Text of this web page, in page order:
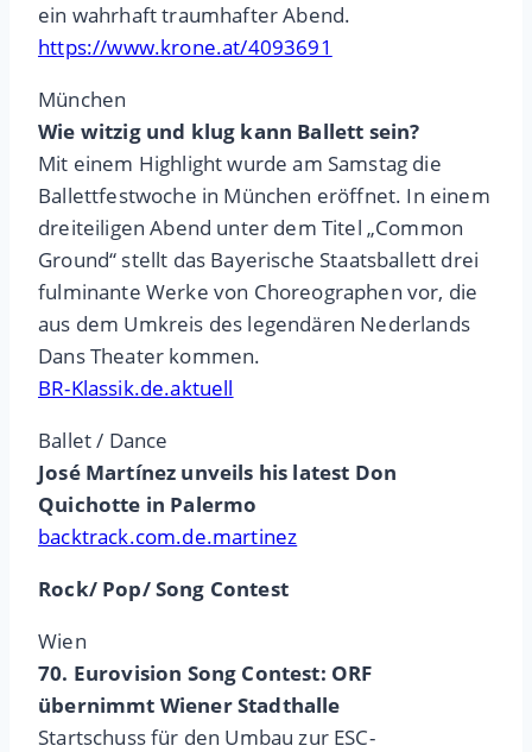
ein wahrhaft traumhafter Abend.
https://www.krone.at/4093691
München
Wie witzig und klug kann Ballett sein?
Mit einem Highlight wurde am Samstag die
Ballettfestwoche in München eröffnet. In einem
dreiteiligen Abend unter dem Titel „Common
Ground“ stellt das Bayerische Staatsballett drei
fulminante Werke von Choreographen vor, die
aus dem Umkreis des legendären Nederlands
Dans Theater kommen.
BR-Klassik.de.aktuell
Ballet / Dance
José Martínez unveils his latest Don
Quichotte in Palermo
backtrack.com.de.martinez
Rock/ Pop/ Song Contest
Wien
70. Eurovision Song Contest: ORF
übernimmt Wiener Stadthalle
Startschuss für den Umbau zur ESC-